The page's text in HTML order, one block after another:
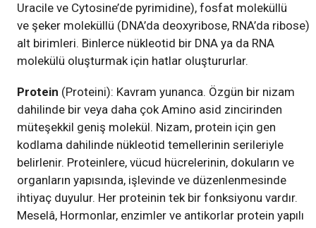
Uracile ve Cytosine’de pyrimidine), fosfat moleküllü
ve şeker moleküllü (DNA’da deoxyribose, RNA’da ribose)
alt birimleri. Binlerce nükleotid bir DNA ya da RNA
molekülü oluşturmak için hatlar oluştururlar.
Protein (Proteini): Kavram yunanca. Özgün bir nizam
dahilinde bir veya daha çok Amino asid zincirinden
müteşekkil geniş molekül. Nizam, protein için gen
kodlama dahilinde nükleotid temellerinin serileriyle
belirlenir. Proteinlere, vücud hücrelerinin, dokuların ve
organların yapısında, işlevinde ve düzenlenmesinde
ihtiyaç duyulur. Her proteinin tek bir fonksiyonu vardır.
Meselâ, Hormonlar, enzimler ve antikorlar protein yapılı